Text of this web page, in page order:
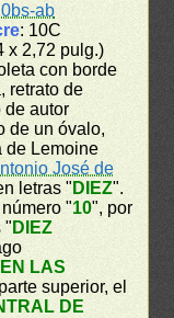
ab
: 10C
x 2,72 pulg.)
con borde
retrato de
de autor
de un óvalo,
de Lemoine
José de
letras " DIEZ".
"10", por
" DIEZ
LAS
superior, el
DE